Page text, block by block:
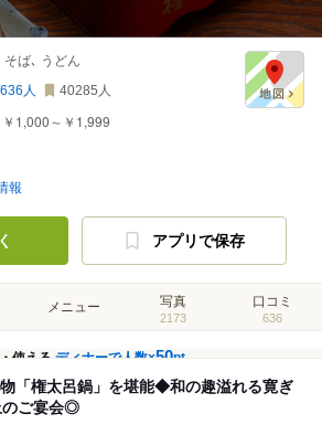
ば､ うどん
636 人 40285 人
￥1,000～￥1,999
報
アプリで保存
メニュー 写真
2173
口コミ
636
使えるディナーで人数×50pt
「権太呂鍋」を堪能◆和の趣溢れる寛ぎ
のご宴会◎